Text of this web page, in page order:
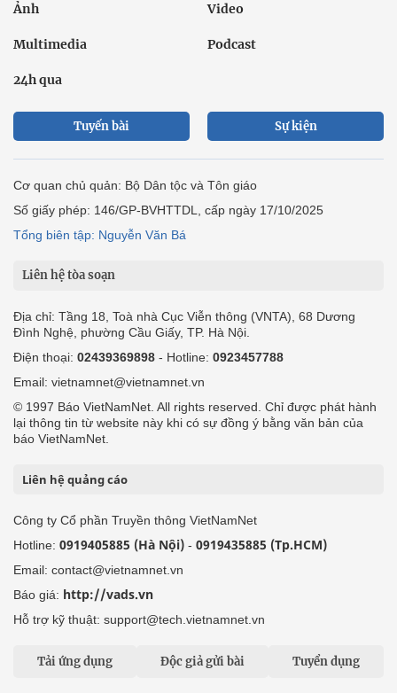
Ảnh Video
Multimedia Podcast
24h qua
Tuyến bài Sự kiện
Cơ quan chủ quản: Bộ Dân tộc và Tôn giáo
Số giấy phép: 146/GP-BVHTTDL, cấp ngày 17/10/2025
Tổng biên tập: Nguyễn Văn Bá
Liên hệ tòa soạn
Địa chỉ: Tầng 18, Toà nhà Cục Viễn thông (VNTA), 68 Dương
Đình Nghệ, phường Cầu Giấy, TP. Hà Nội.
Điện thoại: 02439369898 - Hotline: 0923457788
Email: vietnamnet@vietnamnet.vn
© 1997 Báo VietNamNet. All rights reserved. Chỉ được phát hành
lại thông tin từ website này khi có sự đồng ý bằng văn bản của
báo VietNamNet.
Liên hệ quảng cáo
Công ty Cổ phần Truyền thông VietNamNet
Hotline: 0919405885 (Hà Nội) - 0919435885 (Tp.HCM)
Email: contact@vietnamnet.vn
Báo giá: http://vads.vn
Hỗ trợ kỹ thuật: support@tech.vietnamnet.vn
Tải ứng dụng Độc giả gửi bài Tuyển dụng